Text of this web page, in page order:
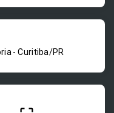
- Curitiba/PR